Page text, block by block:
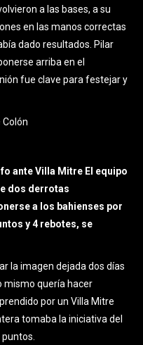
a las bases, a su
en las manos correctas
dado resultados. Pilar
arriba en el
fue clave para festejar y
ante Villa Mitre El equipo
dos derrotas
a los bahienses por
y 4 rebotes, se
la imagen dejada dos días
mismo quería hacer
por un Villa Mitre
tomaba la iniciativa del